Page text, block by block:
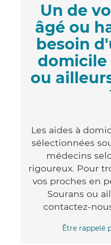
Un de
âgé ou
besoin
domicile
ou
Les aides à
sélectionnées
médecins
rigoureux. Pour
vos proches en
Sourans ou
contactez-
Être rappelé